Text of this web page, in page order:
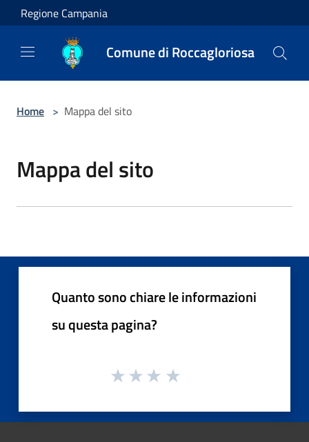
Salta al contenuto principale
Regione Campania
Comune di Roccagloriosa
Home > Mappa del sito
Mappa del sito
Quanto sono chiare le informazioni
su questa pagina?